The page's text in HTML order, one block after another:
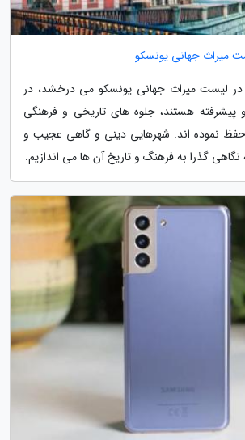
میراث جهانی یونسکو
در لیست میراث جهانی یونسکو می درخشد، در
هستند، جلوه های تاریخی و فرهنگی
نموده اند. شهرهایی دینی و گاهی عجیب و
گذرا به فرهنگ و تاریخ آن ها می اندازیم.